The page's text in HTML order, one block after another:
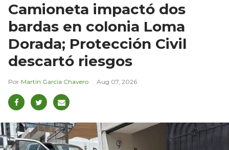
Camioneta impactó dos
bardas en colonia Loma
Dorada; Protección Civil
descartó riesgos
Martín García Chavero Aug 07, 2026